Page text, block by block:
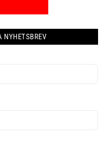
NYHETSBREV